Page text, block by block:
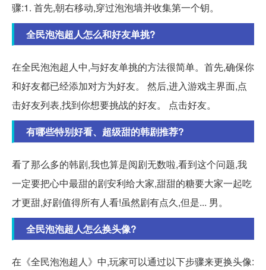
骤:1. 首先,朝右移动,穿过泡泡墙并收集第一个钥。
全民泡泡超人怎么和好友单挑?
在全民泡泡超人中,与好友单挑的方法很简单。首先,确保你
和好友都已经添加对方为好友。 然后,进入游戏主界面,点
击好友列表,找到你想要挑战的好友。 点击好友。
有哪些特别好看、超级甜的韩剧推荐?
看了那么多的韩剧,我也算是阅剧无数啦,看到这个问题,我
一定要把心中最甜的剧安利给大家,甜甜的糖要大家一起吃
才更甜,好剧值得所有人看!虽然剧有点久,但是... 男。
全民泡泡超人怎么换头像?
在《全民泡泡超人》中,玩家可以通过以下步骤来更换头像: